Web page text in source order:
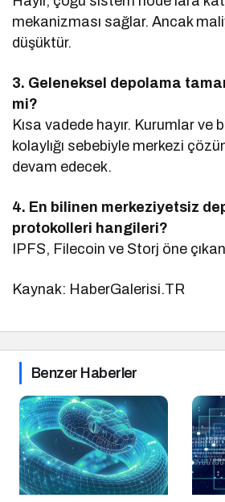
mekanizması sağlar. Ancak
düşüktür.
3. Geleneksel depolama
mi?
Kısa vadede hayır. Kurumlar ve
kolaylığı sebebiyle merkezi
devam edecek.
4. En bilinen merkeziyetsiz
protokolleri hangileri?
IPFS, Filecoin ve Storj öne
Kaynak: HaberGalerisi.TR
Benzer Haberler